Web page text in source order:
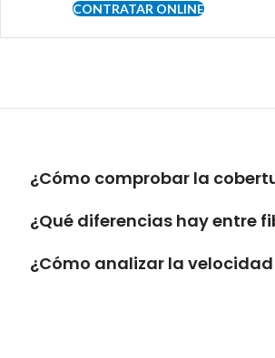
CONTRATAR ONLINE
¿Cómo comprobar la
¿Qué diferencias hay entre
¿Cómo analizar la